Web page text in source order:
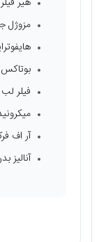
مزوژل
فیلر
آر اف
آنالیز